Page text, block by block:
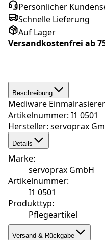
Persönlicher
Schnelle Lieferung
Auf Lager
Versandkostenfrei ab
Beschreibung
Mediware
Artikelnummer: I1 0501
Hersteller: servoprax
Details
Marke:
servoprax GmbH
Artikelnummer:
I1 0501
Produkttyp:
Pflegeartikel
Versand & Rückgabe